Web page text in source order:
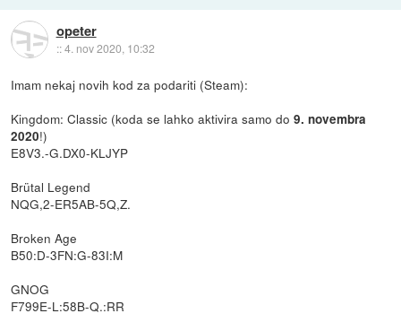
opeter
::4. nov 2020, 10:32
Imam nekaj novih kod za podariti (Steam):
Kingdom: Classic (koda se lahko aktivira samo do9. novembra
2020!)
E8V3.-G.DX0-KLJYP
Brütal Legend
NQG,2-ER5AB-5Q,Z.
Broken Age
B50:D-3FN:G-83I:M
GNOG
F799E-L:58B-Q.:RR